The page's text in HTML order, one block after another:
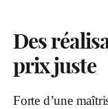
Des
prix juste
Forte d’une